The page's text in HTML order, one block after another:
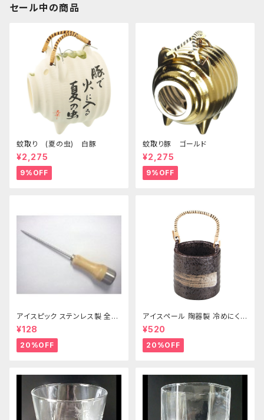
セール中の商品
蚊取り (夏の虫) 白豚
¥2,275
9%OFF
蚊取り豚 ゴールド
¥2,275
9%OFF
アイスピック ステンレス製 全長
215ｍｍ
¥128
20%OFF
アイスペール 陶器製 冷めにくい
二重構造 860ml
¥520
20%OFF